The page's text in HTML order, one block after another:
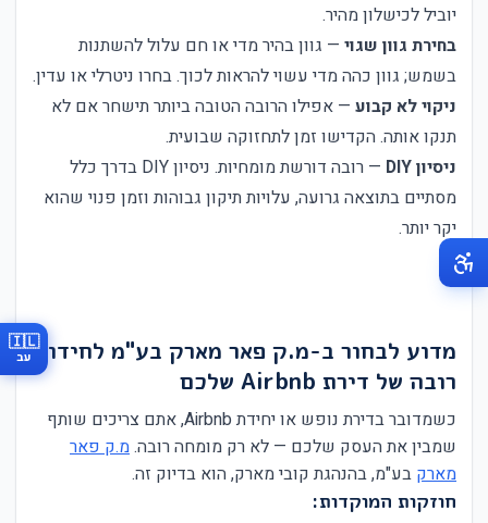
יוביל לכישלון מהיר.
בחירת גוון שגוי — גוון בהיר מדי או חם עלול להשתנות
בשמש; גוון כהה מדי עשוי להראות לכוך. בחרו ניטרלי או עדין.
ניקוי לא קבוע — אפילו הרובה הטובה ביותר תישחר אם לא
תנקו אותה. הקדישו זמן לתחזוקה שבועית.
ניסיון DIY
— רובה דורשת מומחיות. ניסיון DIY בדרך כלל
מסתיים בתוצאה גרועה, עלויות תיקון גבוהות וזמן פנוי שהוא
יקר יותר.
מדוע לבחור ב-מ.ק פאר מארק בע"מ לחידוש
רובה של דירת Airbnb שלכם
כשמדובר בדירת נופש או יחידת Airbnb, אתם צריכים שותף
שמבין את העסק שלכם — לא רק מומחה רובה.מ.ק פאר
מארק בע"מ, בהנהגת קובי מארק, הוא בדיוק זה.
חוזקות המוקדות:
🇮🇱
עב